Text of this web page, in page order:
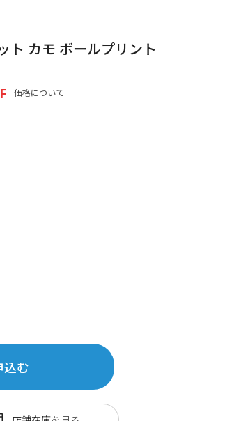
ト カモ ボールプリント
価格について
込む